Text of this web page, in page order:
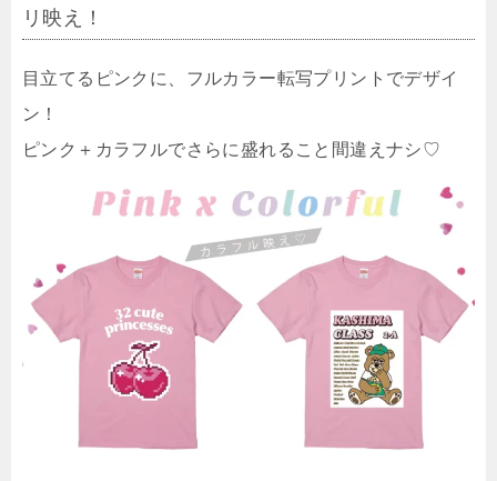
リ映え！
目立てるピンクに、フルカラー転写プリントでデザイ
ン！
ピンク＋カラフルでさらに盛れること間違えナシ♡